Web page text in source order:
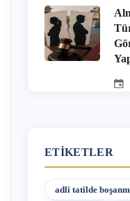
ETIKETLER
adli tatilde